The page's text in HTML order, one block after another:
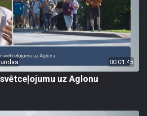
00:01:45
uz Aglonu